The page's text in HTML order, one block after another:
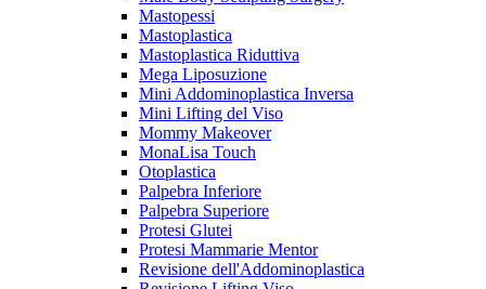
Mastopessi
Mastoplastica
Mastoplastica Riduttiva
Mega Liposuzione
Mini Addominoplastica Inversa
Mini Lifting del Viso
Mommy Makeover
MonaLisa Touch
Otoplastica
Palpebra Inferiore
Palpebra Superiore
Protesi Glutei
Protesi Mammarie Mentor
Revisione dell'Addominoplastica